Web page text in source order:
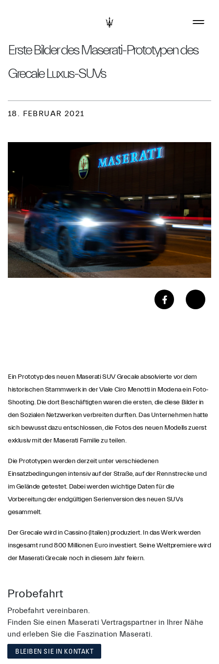
Erste Bilder des Maserati-Prototypen des
Grecale Luxus-SUVs
18. FEBRUAR 2021
Ein Prototyp des neuen Maserati SUV Grecale absolvierte vor dem
historischen Stammwerk in der Viale Ciro Menotti in Modena ein Foto-
Shooting. Die dort Beschäftigten waren die ersten, die diese Bilder in
den Sozialen Netzwerken verbreiten durften. Das Unternehmen hatte
sich bewusst dazu entschlossen, die Fotos des neuen Modells zuerst
exklusiv mit der Maserati Familie zu teilen.
Die Prototypen werden derzeit unter verschiedenen
Einsatzbedingungen intensiv auf der Straße, auf der Rennstrecke und
im Gelände getestet. Dabei werden wichtige Daten für die
Vorbereitung der endgültigen Serienversion des neuen SUVs
gesammelt.
Der Grecale wird in Cassino (Italien) produziert. In das Werk werden
insgesamt rund 800 Millionen Euro investiert. Seine Weltpremiere wird
der Maserati Grecale noch in diesem Jahr feiern.
Probefahrt
Probefahrt vereinbaren.
Finden Sie einen Maserati Vertragspartner in Ihrer Nähe
und erleben Sie die Faszination Maserati.
BLEIBEN SIE IN KONTAKT